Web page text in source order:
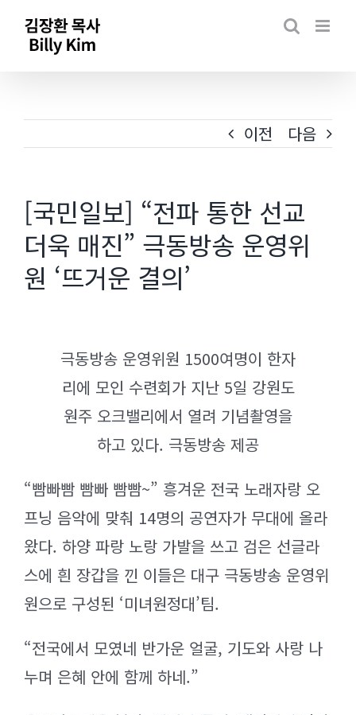
Skip
이전 다음
[국민일보] “전파 통한 선교
더욱 매진” 극동방송 운영위
원 ‘뜨거운 결의’
극동방송 운영위원 1500여명이 한자
리에 모인 수련회가 지난 5일 강원도
원주 오크밸리에서 열려 기념촬영을
하고 있다. 극동방송 제공
“빰빠빰 빰빠 빰빰~” 흥겨운 전국 노래자랑 오
프닝 음악에 맞춰 14명의 공연자가 무대에 올라
왔다. 하양 파랑 노랑 가발을 쓰고 검은 선글라
스에 흰 장갑을 낀 이들은 대구 극동방송 운영위
원으로 구성된 ‘미녀원정대’팀.
“전국에서 모였네 반가운 얼굴, 기도와 사랑 나
누며 은혜 안에 함께 하네.”